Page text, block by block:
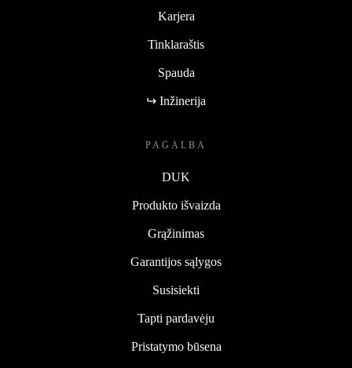
Karjera
Tinklaraštis
Spauda
↪ Inžinerija
PAGALBA
DUK
Produkto išvaizda
Grąžinimas
Garantijos sąlygos
Susisiekti
Tapti pardavėju
Pristatymo būsena